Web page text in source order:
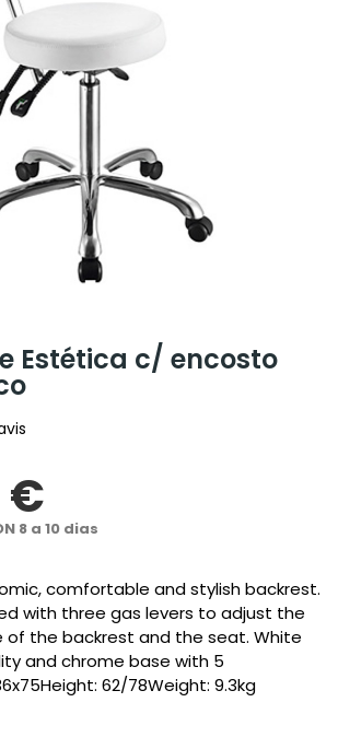
Estética c/ encosto
€
8 a 10 dias
comfortable and stylish backrest.
with three gas levers to adjust the
of the backrest and the seat. White
and chrome base with 5
62/78Weight: 9.3kg